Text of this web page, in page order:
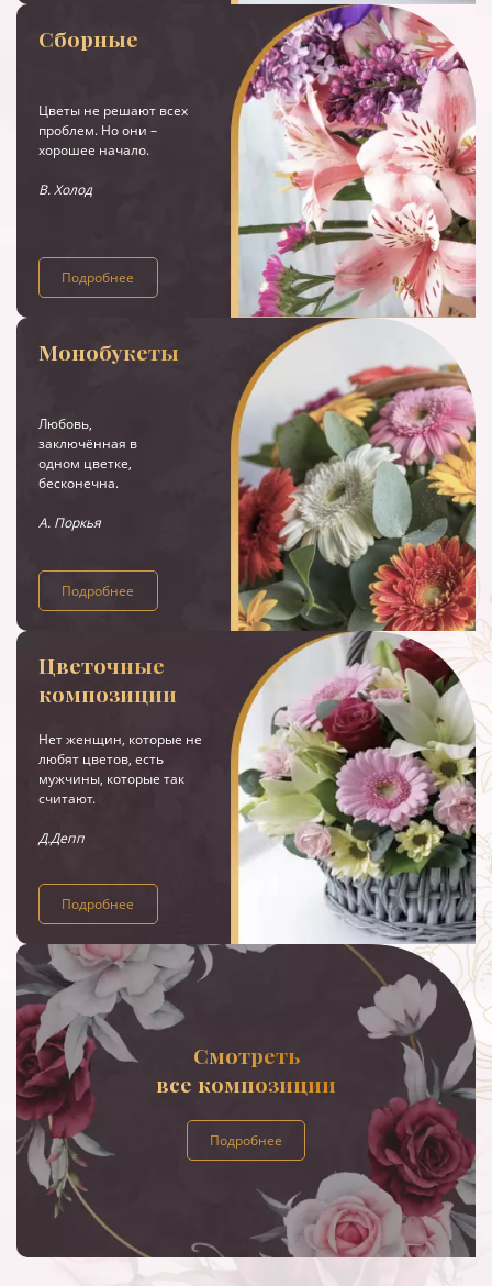
Сборные
Цветы не решают всех
проблем. Но они –
хорошее начало.
В. Холод
Подробнее
Монобукеты
Любовь,
заключённая в
одном цветке,
бесконечна.
А. Поркья
Подробнее
Цветочные
композиции
Нет женщин, которые не
любят цветов, есть
мужчины, которые так
считают.
Д.Депп
Подробнее
Смотреть
все композиции
Подробнее